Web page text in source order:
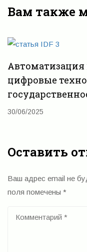
как
сектора
открывает
к
Вам также
Автоматизация
цифровые
30/06/2025
Оставить
Ваш адрес email не
поля помечены *